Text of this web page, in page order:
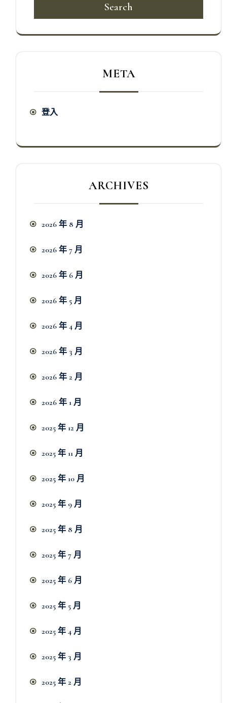
Search
META
登入
ARCHIVES
2026 年 8 月
2026 年 7 月
2026 年 6 月
2026 年 5 月
2026 年 4 月
2026 年 3 月
2026 年 2 月
2026 年 1 月
2025 年 12 月
2025 年 11 月
2025 年 10 月
2025 年 9 月
2025 年 8 月
2025 年 7 月
2025 年 6 月
2025 年 5 月
2025 年 4 月
2025 年 3 月
2025 年 2 月